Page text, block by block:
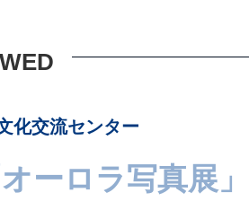
化交流センター
ーロラ写真展」